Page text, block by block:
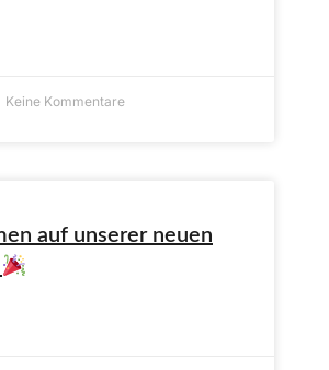
Keine Kommentare
auf unserer neuen